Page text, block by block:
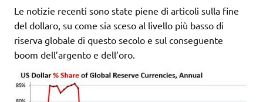
Le notizie recenti sono state piene di articoli sulla fine
del dollaro, su come sia sceso al livello più basso di
riserva globale di questo secolo e sul conseguente
boom dell’argento e dell’oro.